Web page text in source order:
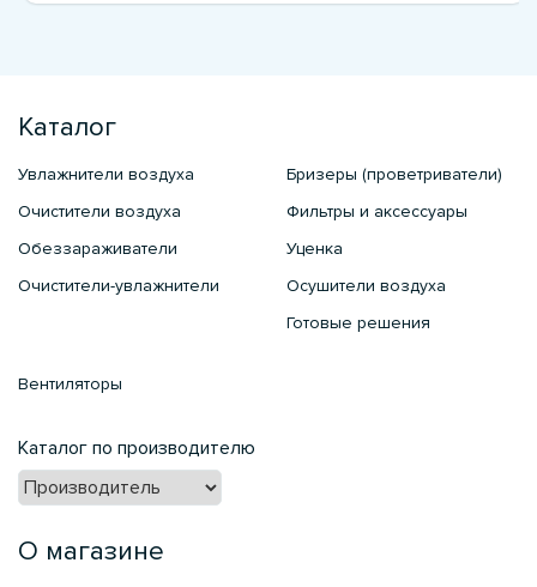
Каталог
Увлажнители воздуха
Очистители воздуха
Обеззараживатели
Очистители-увлажнители
Бризеры (проветриватели)
Фильтры и аксессуары
Уценка
Осушители воздуха
Готовые решения
Вентиляторы
Каталог по производителю
О магазине